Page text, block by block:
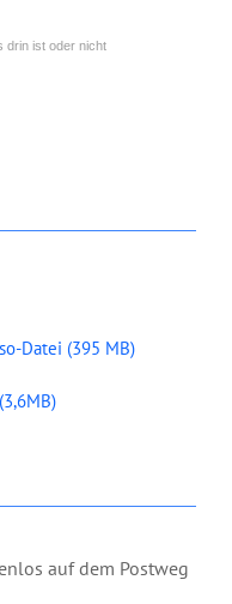
drin ist oder nicht
Datei (395 MB)
auf dem Postweg